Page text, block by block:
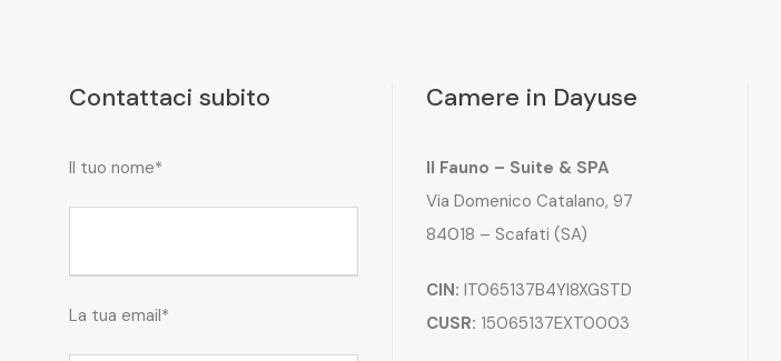
Contattaci subito
Il tuo nome*
La tua email*
Camere in Dayuse
Il Fauno – Suite & SPA
Via Domenico Catalano, 97
84018 – Scafati (SA)
CIN: IT065137B4YI8XGSTD
CUSR: 15065137EXT0003